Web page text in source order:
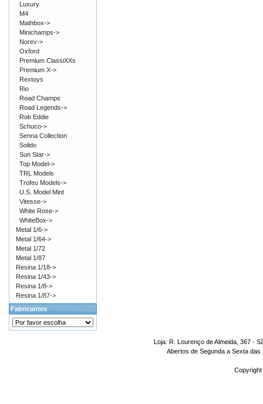
Luxury
M4
Mathbox->
Minichamps->
Norev->
Oxford
Premium ClassiXXs
Premium X->
Rextoys
Rio
Road Champs
Road Legends->
Rob Eddie
Schuco->
Senna Collection
Solido
Sun Star->
Top Model->
TRL Models
Trofeu Models->
U.S. Model Mint
Vitesse->
White Rose->
WhiteBox->
Metal 1/6->
Metal 1/64->
Metal 1/72
Metal 1/87
Resina 1/18->
Resina 1/43->
Resina 1/8->
Resina 1/87->
Fabricantes
Loja: R. Lourenço de Almeida, 367 -
Abertos de Segunda a Sexta